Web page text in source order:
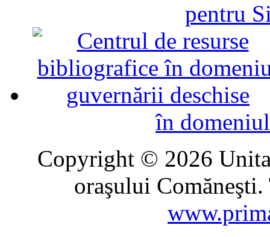
pentru
în
Copyright © 2026
oraşului